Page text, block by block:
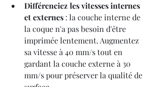
Différenciez les vitesses internes
et externes : la couche interne de
la coque n'a pas besoin d'être
imprimée lentement. Augmentez
sa vitesse à 40 mm/s tout en
gardant la couche externe à 30
mm/s pour préserver la qualité de